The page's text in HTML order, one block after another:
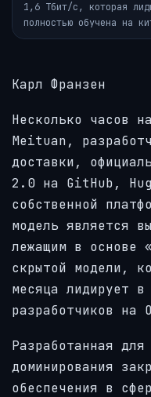
1,6 Тбит/с, которая
полностью обучена на
Карл Франзен
Несколько часов
Meituan,
доставки,
2.0 на GitHub,
собственной
модель является
лежащим в основе
скрытой модели,
месяца лидирует в
разработчиков на
Разработанная
доминирования
обеспечения в